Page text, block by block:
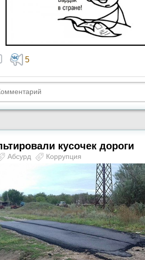
5
кусочек дороги
Абсурд Коррупция